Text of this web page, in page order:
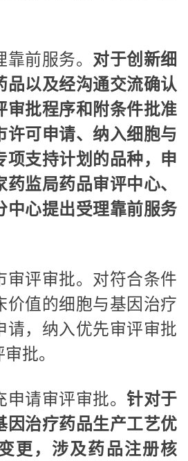
靠前服务。 对于创新细
品以及经沟通交流确认
审批程序和附条件批准
许可申请、纳入细胞与
项支持计划的品种，申
监局药品审评中心、
中心提出受理靠前服务
审评审批。对符合条件
价值的细胞与基因治疗
请，纳入优先审评审批
批。
申请审评审批。 针对于
因治疗药品生产工艺优
更，涉及药品注册核